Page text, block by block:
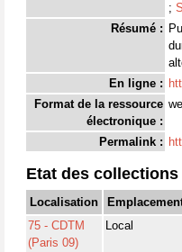
;
Résumé :
En ligne :
Format de la ressource
électronique :
Permalink :
Etat des collections
Localisation
75 - CDTM
(Paris 09)
Local